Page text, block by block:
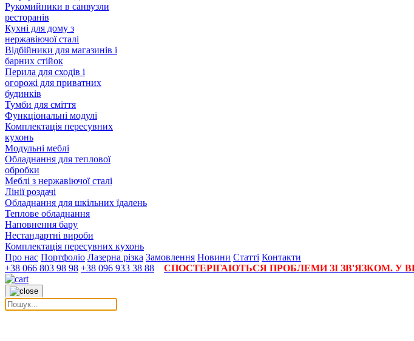
Рукомийники в санвузли
ресторанів
Кухні для дому з
нержавіючої сталі
Відбійники для магазинів і
барних стійок
Перила для сходів і
огорожі для приватних
будинків
Тумби для сміття
Функціональні модулі
Комплектація пересувних
кухонь
Модульні меблі
Обладнання для теплової
обробки
Меблі з нержавіючої сталі
Лінії роздачі
Обладнання для шкільних їдалень
Теплове обладнання
Наповнення бару
Нестандартні вироби
Комплектація пересувних кухонь
Про нас Портфоліо Лазерна різка Замовлення Новини Статті Контакти
+38 066 803 98 98 +38 096 933 38 88 СПОСТЕРІГАЮТЬСЯ ПРОБЛЕМИ ЗІ ЗВ'ЯЗКОМ. У